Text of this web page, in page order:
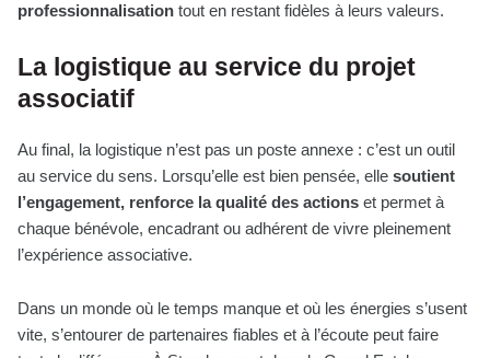
professionnalisation tout en restant fidèles à leurs valeurs.
La logistique au service du projet
associatif
Au final, la logistique n’est pas un poste annexe : c’est un outil
au service du sens. Lorsqu’elle est bien pensée, elle soutient
l’engagement, renforce la qualité des actions et permet à
chaque bénévole, encadrant ou adhérent de vivre pleinement
l’expérience associative.
Dans un monde où le temps manque et où les énergies s’usent
vite, s’entourer de partenaires fiables et à l’écoute peut faire